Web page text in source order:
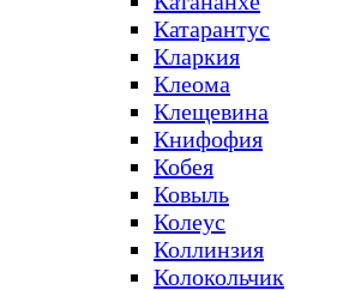
Катарантус
Кларкия
Клеома
Клещевина
Книфофия
Кобея
Ковыль
Колеус
Коллинзия
Колокольчик